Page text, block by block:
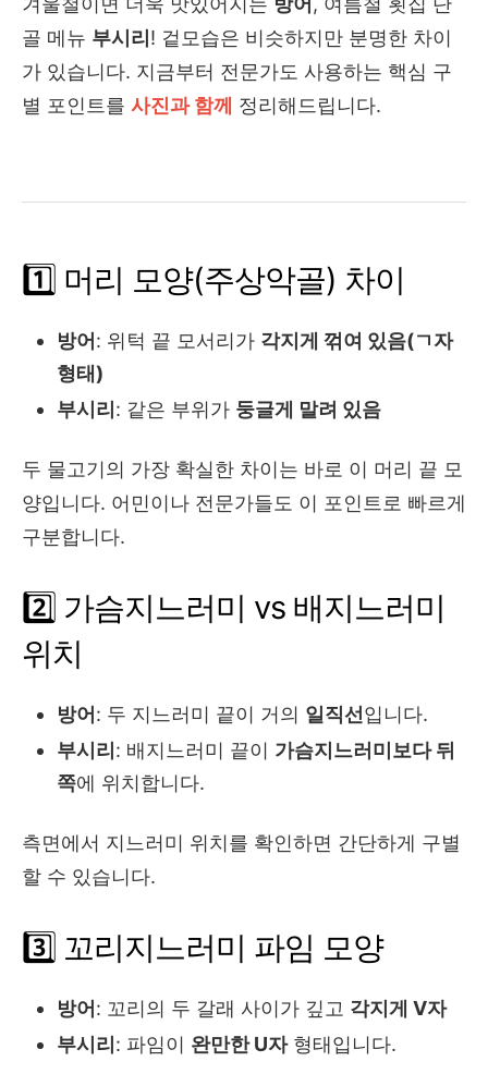
골 메뉴 부시리 ! 겉모습은 비슷하지만 분명한 차이
가 있습니다. 지금부터 전문가도 사용하는 핵심 구
별 포인트를 사진과 함께 정리해드립니다.
1️⃣ 머리 모양(주상악골) 차이
방어 : 위턱 끝 모서리가 각지게 꺾여 있음(ㄱ자
형태)
부시리 : 같은 부위가 둥글게 말려 있음
두 물고기의 가장 확실한 차이는 바로 이 머리 끝 모
양입니다. 어민이나 전문가들도 이 포인트로 빠르게
구분합니다.
2️⃣ 가슴지느러미 vs 배지느러미
위치
방어 : 두 지느러미 끝이 거의 일직선입니다.
부시리 : 배지느러미 끝이 가슴지느러미보다 뒤
쪽에 위치합니다.
측면에서 지느러미 위치를 확인하면 간단하게 구별
할 수 있습니다.
3️⃣ 꼬리지느러미 파임 모양
방어 : 꼬리의 두 갈래 사이가 깊고 각지게 V자
부시리 : 파임이 완만한 U자형태입니다.